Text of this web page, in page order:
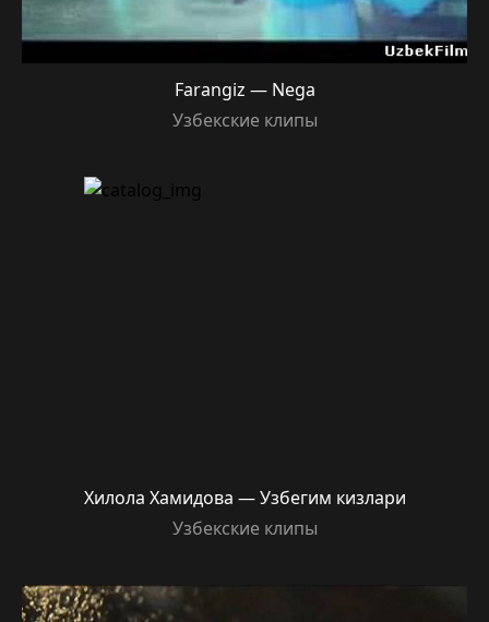
Farangiz — Nega
Узбекские клипы
Хилола Хамидова — Узбегим кизлари
Узбекские клипы